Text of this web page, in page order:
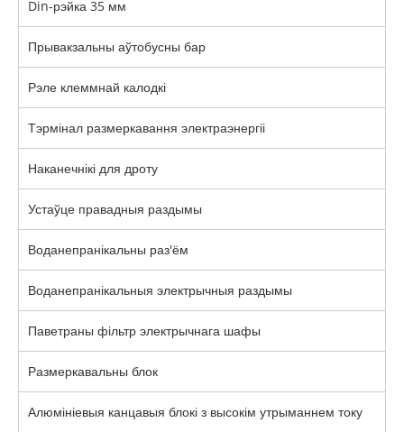
Din-рэйка 35 мм
Прывакзальны аўтобусны бар
Рэле клеммнай калодкі
Тэрмінал размеркавання электраэнергіі
Наканечнікі для дроту
Устаўце правадныя раздымы
Воданепранікальны раз'ём
Воданепранікальныя электрычныя раздымы
Паветраны фільтр электрычнага шафы
Размеркавальны блок
Алюмініевыя канцавыя блокі з высокім утрыманнем току